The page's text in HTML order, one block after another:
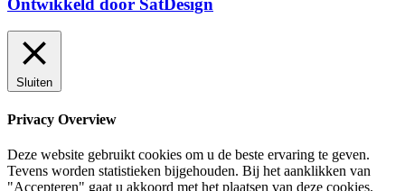
Sluiten
Privacy Overview
Deze website gebruikt cookies om u de beste ervaring te geven.
Tevens worden statistieken bijgehouden. Bij het aanklikken van
"Accepteren" gaat u akkoord met het plaatsen van deze cookies.